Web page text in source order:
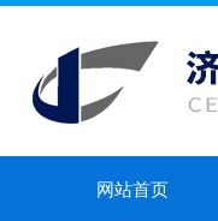
网站首页